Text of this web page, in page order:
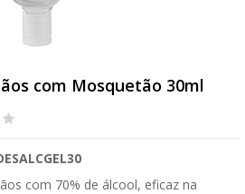
com Mosquetão 30ml
com 70% de álcool, eficaz na